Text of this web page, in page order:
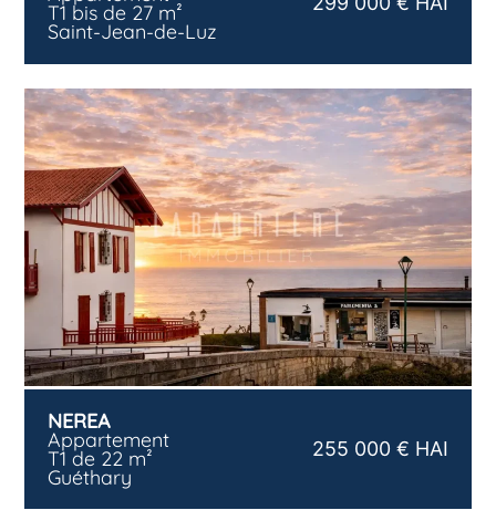
T1 bis de 27 m²
Saint-Jean-de-Luz
NEREA
Appartement
T1 de 22 m²
Guéthary
255 000 € HAI